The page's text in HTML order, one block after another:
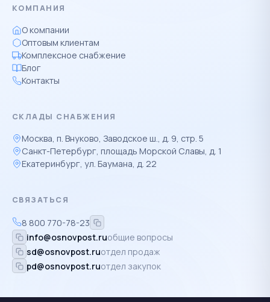
КОМПАНИЯ
О компании
Оптовым клиентам
Комплексное снабжение
Блог
Контакты
СКЛАДЫ СНАБЖЕНИЯ
Москва, п. Внуково, Заводское ш., д. 9, стр. 5
Санкт-Петербург, площадь Морской Славы, д. 1
Екатеринбург, ул. Баумана, д. 22
СВЯЗАТЬСЯ
8 800 770-78-23
info@osnovpost.ruобщие вопросы
sd@osnovpost.ruотдел продаж
pd@osnovpost.ruотдел закупок